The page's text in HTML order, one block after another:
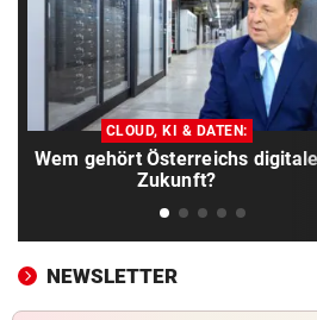
Rehe verendeten bei
Kanal zu trinken
BOLZENSCHNEIDER DABEI vor
Fahrrad-Diebe wurden auf
frischer Tat ertappt
FEUER BEI SOLARANLAGE: vor
CLOUD, KI & DATEN:
Wem gehört Österreichs digitale
Zukunft?
NEWSLETTER